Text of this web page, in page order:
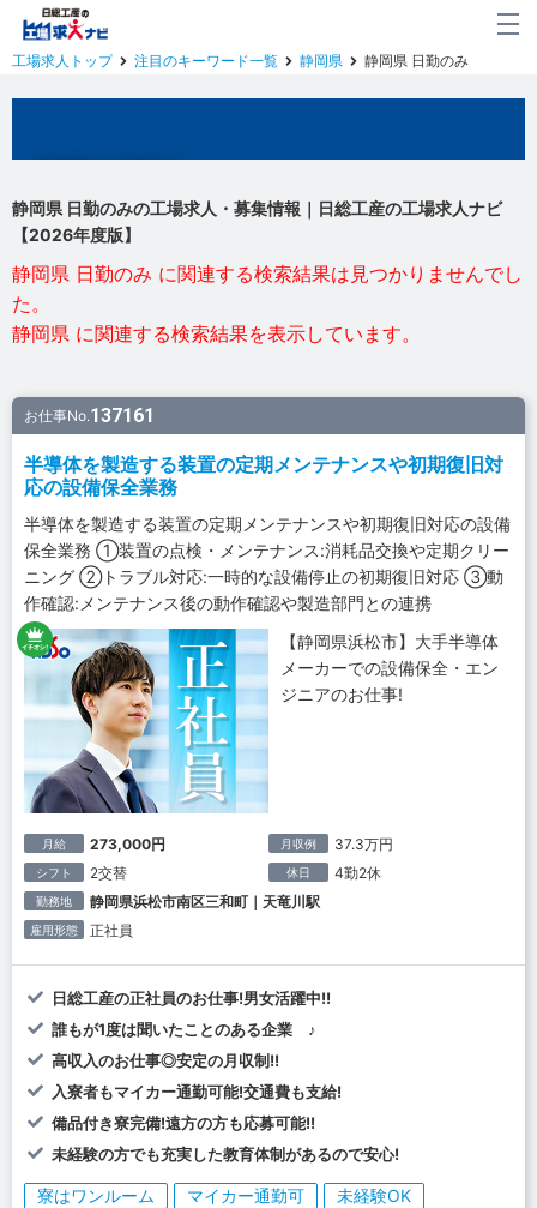
工場求人トップ 注目のキーワード一覧 静岡県 静岡県 日勤のみ
静岡県 日勤のみの工場求人・募集情報｜日総工産の工場求人ナビ
【2026年度版】
静岡県 日勤のみ に関連する検索結果は見つかりませんでし
た。
静岡県 に関連する検索結果を表示しています。
お仕事No.137161
半導体を製造する装置の定期メンテナンスや初期復旧対
応の設備保全業務
半導体を製造する装置の定期メンテナンスや初期復旧対応の設備
保全業務 ①装置の点検・メンテナンス:消耗品交換や定期クリー
ニング ②トラブル対応:一時的な設備停止の初期復旧対応 ③動
作確認:メンテナンス後の動作確認や製造部門との連携
【静岡県浜松市】大手半導体
メーカーでの設備保全・エン
ジニアのお仕事!
月給 273,000円 月収例 37.3万円
シフト 2交替 休日 4勤2休
勤務地 静岡県浜松市南区三和町｜天竜川駅
雇用形態 正社員
日総工産の正社員のお仕事!男女活躍中!!
誰もが1度は聞いたことのある企業 ♪
高収入のお仕事◎安定の月収制!!
入寮者もマイカー通勤可能!交通費も支給!
備品付き寮完備!遠方の方も応募可能!!
未経験の方でも充実した教育体制があるので安心!
寮はワンルーム マイカー通勤可
未経験OK